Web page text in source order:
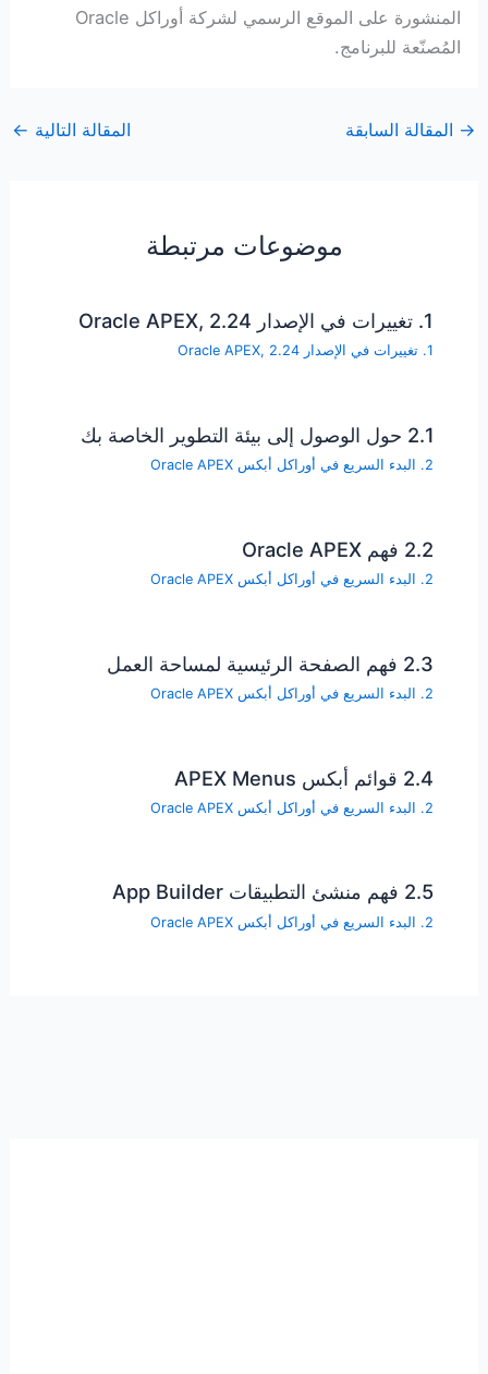
المنشورة على الموقع الرسمي لشركة أوراكل Oracle
المُصنّعة للبرنامج.
→ المقالة السابقة المقالة التالية ←
موضوعات مرتبطة
1. تغييرات في الإصدار Oracle APEX, 2.24
1. تغييرات في الإصدار Oracle APEX, 2.24
2.1 حول الوصول إلى بيئة التطوير الخاصة بك
2. البدء السريع في أوراكل أبكس Oracle APEX
2.2 فهم Oracle APEX
2. البدء السريع في أوراكل أبكس Oracle APEX
2.3 فهم الصفحة الرئيسية لمساحة العمل
2. البدء السريع في أوراكل أبكس Oracle APEX
2.4 قوائم أبكس APEX Menus
2. البدء السريع في أوراكل أبكس Oracle APEX
2.5 فهم منشئ التطبيقات App Builder
2. البدء السريع في أوراكل أبكس Oracle APEX